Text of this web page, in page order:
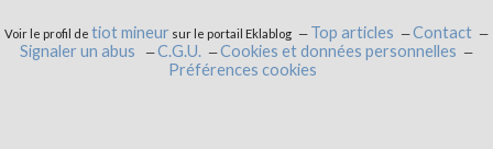
Voir le profil de tiot mineur sur le portail Eklablog Top articles
Contact
Signaler un abus
C.G.U.
Cookies et données personnelles
Préférences cookies